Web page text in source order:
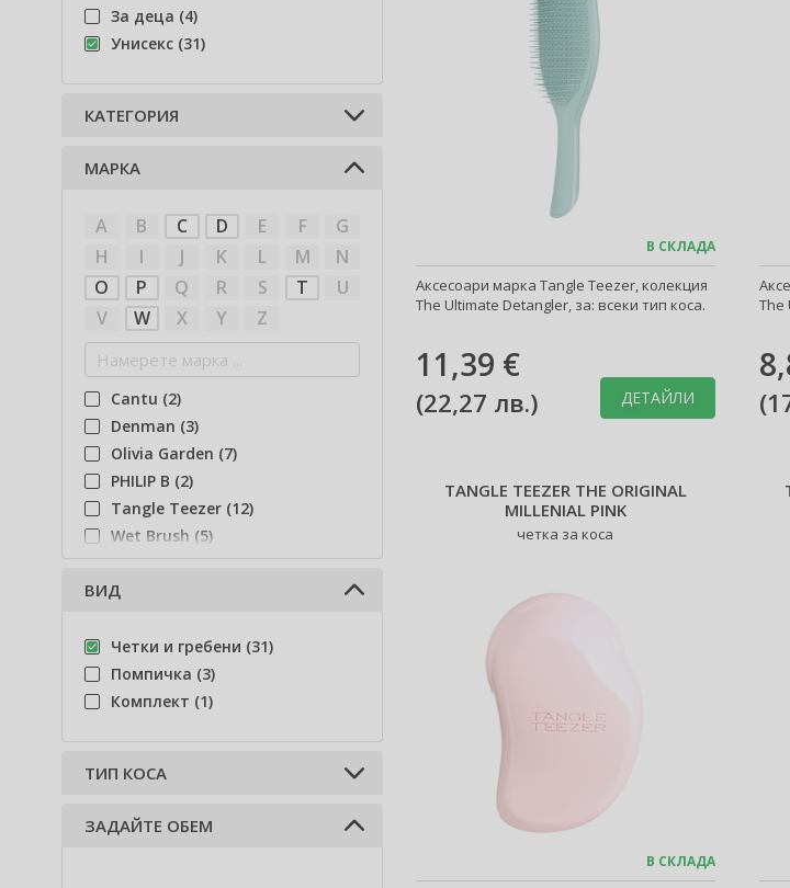
В СКЛАДА
Аксесоари марка Tangle Teezer, колекция
The Ultimate Detangler, за: всеки тип коса.
11,39 €
(22,27 лв.) ДЕТАЙЛИ
The
(
TANGLE TEEZER THE ORIGINAL
MILLENIAL PINK
четка за коса
В СКЛАДА
За деца (4)
Унисекс (31)
КАТЕГОРИЯ
Грижа за брада (1)
МАРКА
A B C D E F
G
H
I J K L M
N
O
P Q R S T
U
V
W X Y Z
Cantu (2)
Denman (3)
Olivia Garden (7)
PHILIP B (2)
Tangle Teezer (12)
Wet Brush (5)
ВИД
Четки и гребени (31)
Помпичка (3)
Комплект (1)
ТИП КОСА
Всеки тип коса (27)
ЗАДАЙТЕ ОБЕМ